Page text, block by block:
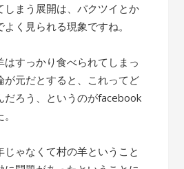
しまう展開は、パクツイとか
く見られる現象ですね。
はすっかり食べられてしまっ
が元だとすると、これってど
だろう、というのがfacebook
ゃなくて村の羊ということ